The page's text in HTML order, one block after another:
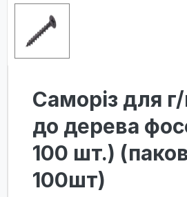
Саморіз для
до дерева
100 шт.)
100шт)